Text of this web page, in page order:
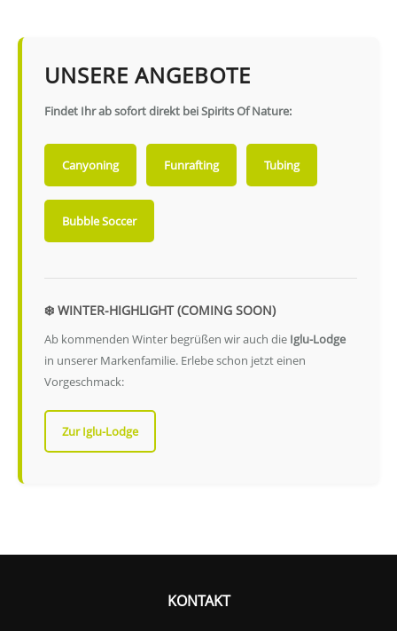
UNSERE ANGEBOTE
Findet Ihr ab sofort direkt bei Spirits Of Nature:
Canyoning Funrafting Tubing
Bubble Soccer
❄️ WINTER-HIGHLIGHT (COMING SOON)
Ab kommenden Winter begrüßen wir auch die Iglu-Lodge
in unserer Markenfamilie. Erlebe schon jetzt einen
Vorgeschmack:
Zur Iglu-Lodge
KONTAKT